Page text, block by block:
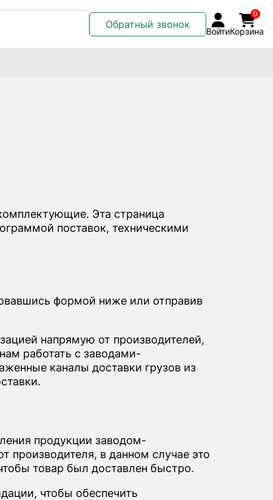
Обратный звонок
ВойтиКорзина
0
Эта страница
поставок, техническими
формой ниже или отправив
напрямую от производителей,
работать с заводами-
каналы доставки грузов из
продукции заводом-
производителя, в данном случае это
товар был доставлен быстро.
чтобы обеспечить